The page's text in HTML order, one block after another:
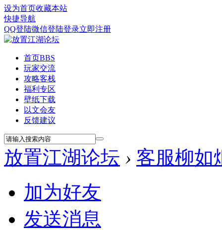
设为首页收藏本站
快捷导航
QQ登陆微信登陆登录立即注册
首页BBS
玩家交流
攻略客栈
福利专区
壁纸下载
以文会友
反馈建议
放置江湖论坛 › 客服柳如
加为好友
发送消息